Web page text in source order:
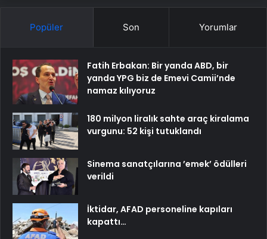
Popüler Son Yorumlar
Fatih Erbakan: Bir yanda ABD, bir
yanda YPG biz de Emevi Camii’nde
namaz kılıyoruz
180 milyon liralık sahte araç kiralama
vurgunu: 52 kişi tutuklandı
Sinema sanatçılarına ’emek’ ödülleri
verildi
İktidar, AFAD personeline kapıları
kapattı…